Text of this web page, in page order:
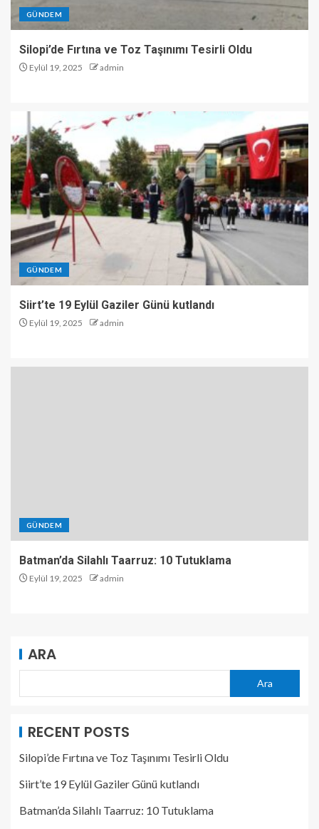
GÜNDEM
Silopi’de Fırtına ve Toz Taşınımı Tesirli Oldu
Eylül 19, 2025 admin
GÜNDEM
Siirt’te 19 Eylül Gaziler Günü kutlandı
Eylül 19, 2025 admin
GÜNDEM
Batman’da Silahlı Taarruz: 10 Tutuklama
Eylül 19, 2025 admin
ARA
Ara
RECENT POSTS
Silopi’de Fırtına ve Toz Taşınımı Tesirli Oldu
Siirt’te 19 Eylül Gaziler Günü kutlandı
Batman’da Silahlı Taarruz: 10 Tutuklama